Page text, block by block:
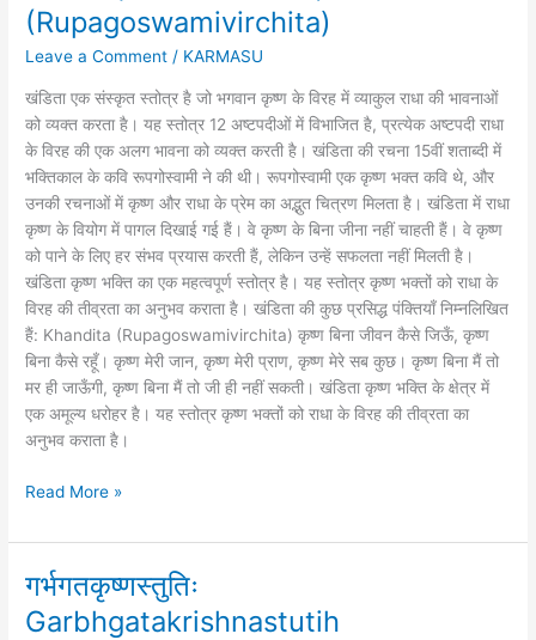
(Rupagoswamivirchita)
Leave a Comment / KARMASU
खंडिता एक संस्कृत स्तोत्र है जो भगवान कृष्ण के विरह में व्याकुल राधा की भावनाओं
को व्यक्त करता है। यह स्तोत्र 12 अष्टपदीओं में विभाजित है, प्रत्येक अष्टपदी राधा
के विरह की एक अलग भावना को व्यक्त करती है। खंडिता की रचना 15वीं शताब्दी में
भक्तिकाल के कवि रूपगोस्वामी ने की थी। रूपगोस्वामी एक कृष्ण भक्त कवि थे, और
उनकी रचनाओं में कृष्ण और राधा के प्रेम का अद्भुत चित्रण मिलता है। खंडिता में राधा
कृष्ण के वियोग में पागल दिखाई गई हैं। वे कृष्ण के बिना जीना नहीं चाहती हैं। वे कृष्ण
को पाने के लिए हर संभव प्रयास करती हैं, लेकिन उन्हें सफलता नहीं मिलती है।
खंडिता कृष्ण भक्ति का एक महत्वपूर्ण स्तोत्र है। यह स्तोत्र कृष्ण भक्तों को राधा के
विरह की तीव्रता का अनुभव कराता है। खंडिता की कुछ प्रसिद्ध पंक्तियाँ निम्नलिखित
हैं: Khandita (Rupagoswamivirchita) कृष्ण बिना जीवन कैसे जिऊँ, कृष्ण
बिना कैसे रहूँ। कृष्ण मेरी जान, कृष्ण मेरी प्राण, कृष्ण मेरे सब कुछ। कृष्ण बिना मैं तो
मर ही जाऊँगी, कृष्ण बिना मैं तो जी ही नहीं सकती। खंडिता कृष्ण भक्ति के क्षेत्र में
एक अमूल्य धरोहर है। यह स्तोत्र कृष्ण भक्तों को राधा के विरह की तीव्रता का
अनुभव कराता है।
(रूपगोस्वामिविरचिता)
Khandita
(Rupagoswamivirchita)
Read More »
गर्भगतकृष्णस्तुतिः
Garbhgatakrishnastutih
गर्भगतकृष्णस्तुतिः
Garbhgatakrishnastutih